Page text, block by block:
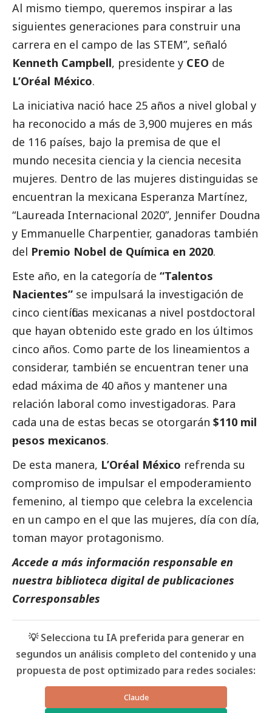
Al mismo tiempo, queremos inspirar a las
siguientes generaciones para construir una
carrera en el campo de las STEM”, señaló
Kenneth Campbell, presidente y CEO de
L’Oréal México.
La iniciativa nació hace 25 años a nivel global y
ha reconocido a más de 3,900 mujeres en más
de 116 países, bajo la premisa de que el
mundo necesita ciencia y la ciencia necesita
mujeres. Dentro de las mujeres distinguidas se
encuentran la mexicana Esperanza Martínez,
“Laureada Internacional 2020”, Jennifer Doudna
y Emmanuelle Charpentier, ganadoras también
del Premio Nobel de Química en 2020.
Este año, en la categoría de “Talentos
Nacientes” se impulsará la investigación de
cinco científicas mexicanas a nivel postdoctoral
que hayan obtenido este grado en los últimos
cinco años. Como parte de los lineamientos a
considerar, también se encuentran tener una
edad máxima de 40 años y mantener una
relación laboral como investigadoras. Para
cada una de estas becas se otorgarán $110 mil
pesos mexicanos.
De esta manera, L’Oréal México refrenda su
compromiso de impulsar el empoderamiento
femenino, al tiempo que celebra la excelencia
en un campo en el que las mujeres, día con día,
toman mayor protagonismo.
Accede a más información responsable en
nuestra biblioteca digital de publicaciones
Corresponsables
💡 Selecciona tu IA preferida para generar en
segundos un análisis completo del contenido y una
propuesta de post optimizado para redes sociales:
Claude